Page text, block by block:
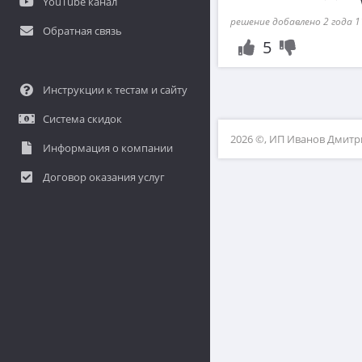
Обратная связь
Инструкции к тестам и сайту
Система скидок
Информация о компании
Договор оказания услуг
решение добавлено 2 года
5
2026 ©, ИП Иванов